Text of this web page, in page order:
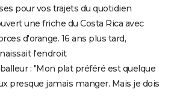
pour vos trajets du quotidien
une friche du Costa Rica avec
d'orange. 16 ans plus tard,
l'endroit
: "Mon plat préféré est quelque
presque jamais manger. Mais je dois